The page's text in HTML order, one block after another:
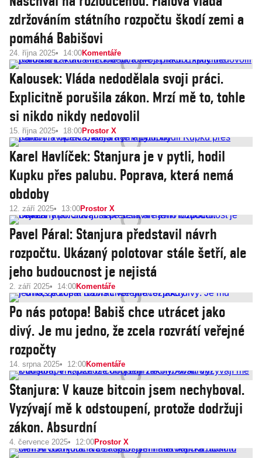
zdržováním státního rozpočtu škodí zemi a
pomáhá Babišovi
24. října 2025 14:00Komentáře
Kalousek: Vláda nedodělala svoji práci.
Explicitně porušila zákon. Mrzí mě to, tohle
si nikdo nikdy nedovolil
15. října 2025 18:00Prostor X
Karel Havlíček: Stanjura je v pytli, hodil
Kupku přes palubu. Poprava, která nemá
obdoby
12. září 2025 13:00Prostor X
Pavel Páral: Stanjura představil návrh
rozpočtu. Ukázaný polotovar stále šetří, ale
jeho budoucnost je nejistá
2. září 2025 14:00Komentáře
Po nás potopa! Babiš chce utrácet jako
divý. Je mu jedno, že zcela rozvrátí veřejné
rozpočty
14. srpna 2025 12:00Komentáře
Stanjura: V kauze bitcoin jsem nechyboval.
Vyzývají mě k odstoupení, protože dodržuji
zákon. Absurdní
4. července 2025 12:00Prostor X